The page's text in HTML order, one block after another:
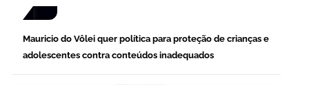
Mauricio do Vôlei quer política para proteção de crianças e
adolescentes contra conteúdos inadequados